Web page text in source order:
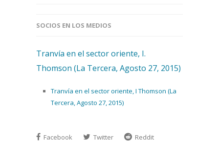
SOCIOS EN LOS MEDIOS
Tranvía en el sector oriente, I.
Thomson (La Tercera, Agosto 27, 2015)
Tranvía en el sector oriente, I Thomson (La
Tercera, Agosto 27, 2015)
Facebook Twitter
Reddit